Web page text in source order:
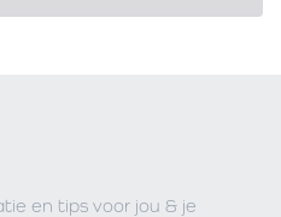
en tips voor jou & je